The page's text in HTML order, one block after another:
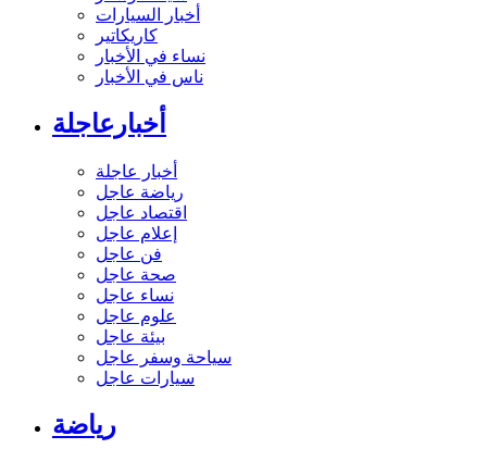
أخبار السيارات
كاريكاتير
نساء في الأخبار
ناس في الأخبار
أخبارعاجلة
أخبار عاجلة
رياضة عاجل
اقتصاد عاجل
إعلام عاجل
فن عاجل
صحة عاجل
نساء عاجل
علوم عاجل
بيئة عاجل
سياحة وسفر عاجل
سيارات عاجل
رياضة